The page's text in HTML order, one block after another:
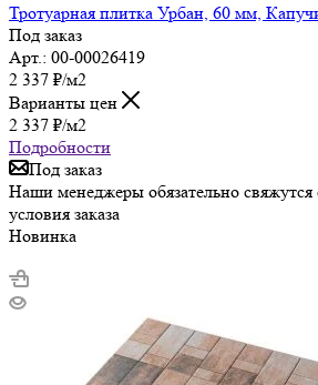
Тротуарная плитка Урбан, 60 мм,
Под заказ
Арт.: 00-00026419
2 337 ₽/м2
Варианты цен
2 337 ₽/м2
Подробности
Под заказ
Наши менеджеры обязательно свяжутся
условия заказа
Новинка